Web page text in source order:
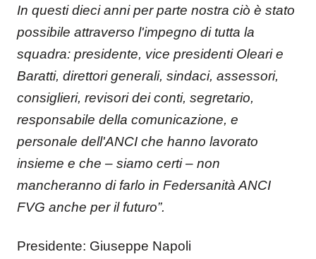
In questi dieci anni per parte nostra ciò è stato
possibile attraverso l'impegno di tutta la
squadra: presidente, vice presidenti Oleari e
Baratti, direttori generali, sindaci, assessori,
consiglieri, revisori dei conti, segretario,
responsabile della comunicazione, e
personale dell'ANCI che hanno lavorato
insieme e che – siamo certi – non
mancheranno di farlo in Federsanità ANCI
FVG anche per il futuro”.
Presidente: Giuseppe Napoli